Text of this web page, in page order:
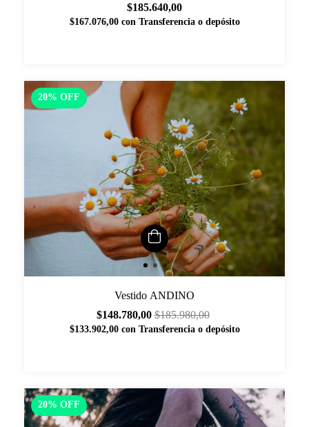
$185.640,00
$167.076,00 con Transferencia o depósito
20% OFF
Vestido ANDINO
$148.780,00$185.980,00
$133.902,00 con Transferencia o depósito
20% OFF